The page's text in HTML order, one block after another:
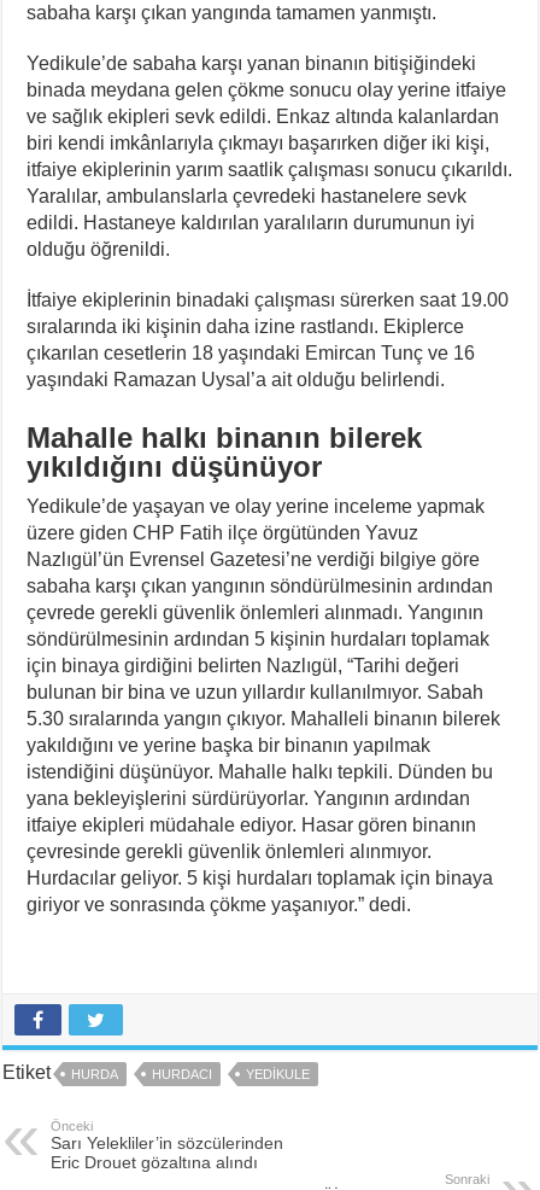
sabaha karşı çıkan yangında tamamen yanmıştı.
Yedikule’de sabaha karşı yanan binanın bitişiğindeki
binada meydana gelen çökme sonucu olay yerine itfaiye
ve sağlık ekipleri sevk edildi. Enkaz altında kalanlardan
biri kendi imkânlarıyla çıkmayı başarırken diğer iki kişi,
itfaiye ekiplerinin yarım saatlik çalışması sonucu çıkarıldı.
Yaralılar, ambulanslarla çevredeki hastanelere sevk
edildi. Hastaneye kaldırılan yaralıların durumunun iyi
olduğu öğrenildi.
İtfaiye ekiplerinin binadaki çalışması sürerken saat 19.00
sıralarında iki kişinin daha izine rastlandı. Ekiplerce
çıkarılan cesetlerin 18 yaşındaki Emircan Tunç ve 16
yaşındaki Ramazan Uysal’a ait olduğu belirlendi.
Mahalle halkı binanın bilerek
yıkıldığını düşünüyor
Yedikule’de yaşayan ve olay yerine inceleme yapmak
üzere giden CHP Fatih ilçe örgütünden Yavuz
Nazlıgül’ün Evrensel Gazetesi’ne verdiği bilgiye göre
sabaha karşı çıkan yangının söndürülmesinin ardından
çevrede gerekli güvenlik önlemleri alınmadı. Yangının
söndürülmesinin ardından 5 kişinin hurdaları toplamak
için binaya girdiğini belirten Nazlıgül, “Tarihi değeri
bulunan bir bina ve uzun yıllardır kullanılmıyor. Sabah
5.30 sıralarında yangın çıkıyor. Mahalleli binanın bilerek
yakıldığını ve yerine başka bir binanın yapılmak
istendiğini düşünüyor. Mahalle halkı tepkili. Dünden bu
yana bekleyişlerini sürdürüyorlar. Yangının ardından
itfaiye ekipleri müdahale ediyor. Hasar gören binanın
çevresinde gerekli güvenlik önlemleri alınmıyor.
Hurdacılar geliyor. 5 kişi hurdaları toplamak için binaya
giriyor ve sonrasında çökme yaşanıyor.” dedi.
Etiket HURDA HURDACI YEDIKULE
Önceki
Sarı Yelekliler’in sözcülerinden
Eric Drouet gözaltına alındı
Sonraki